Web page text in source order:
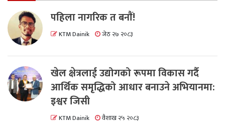
पहिला नागरिक त बनाैं!
KTM Dainik जेठ २७ २०८३
खेल क्षेत्रलाई उद्योगको रूपमा विकास गर्दै
आर्थिक समृद्धिको आधार बनाउने अभियानमा:
इश्वर जिसी
KTM Dainik वैशाख २५ २०८३